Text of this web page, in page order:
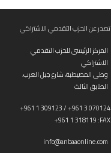
تصدر عن الحزب التقدمي الاشتراكي
المركز الرئيسي للحزب التقدمي
الاشتراكي
وطى المصيطبة، شارع جبل العرب،
الطابق الثالث
+961 1 309123 / +961 3 070124
+961 1 318119 :FAX
info@anbaaonline.com